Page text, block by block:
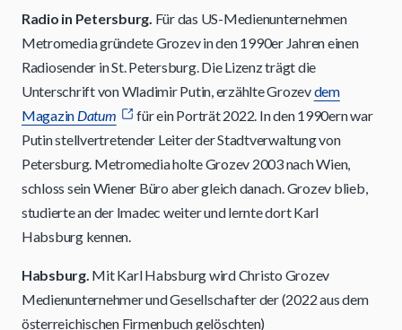
Radio in Petersburg. Für das US-Medienunternehmen
Metromedia gründete Grozev in den 1990er Jahren einen
Radiosender in St. Petersburg. Die Lizenz trägt die
Unterschrift von Wladimir Putin, erzählte Grozevdem
Magazin Datum
für ein Porträt 2022. In den 1990ern war
Putin stellvertretender Leiter der Stadtverwaltung von
Petersburg. Metromedia holte Grozev 2003 nach Wien,
schloss sein Wiener Büro aber gleich danach. Grozev blieb,
studierte an der Imadec weiter und lernte dort Karl
Habsburg kennen.
Habsburg. Mit Karl Habsburg wird Christo Grozev
Medienunternehmer und Gesellschafter der (2022 aus dem
österreichischen Firmenbuch gelöschten)